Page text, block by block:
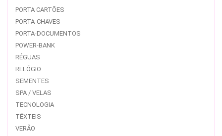
PORTA CARTÕES
PORTA-CHAVES
PORTA-DOCUMENTOS
POWER-BANK
RÉGUAS
RELÓGIO
SEMENTES
SPA / VELAS
TECNOLOGIA
TÊXTEIS
VERÃO